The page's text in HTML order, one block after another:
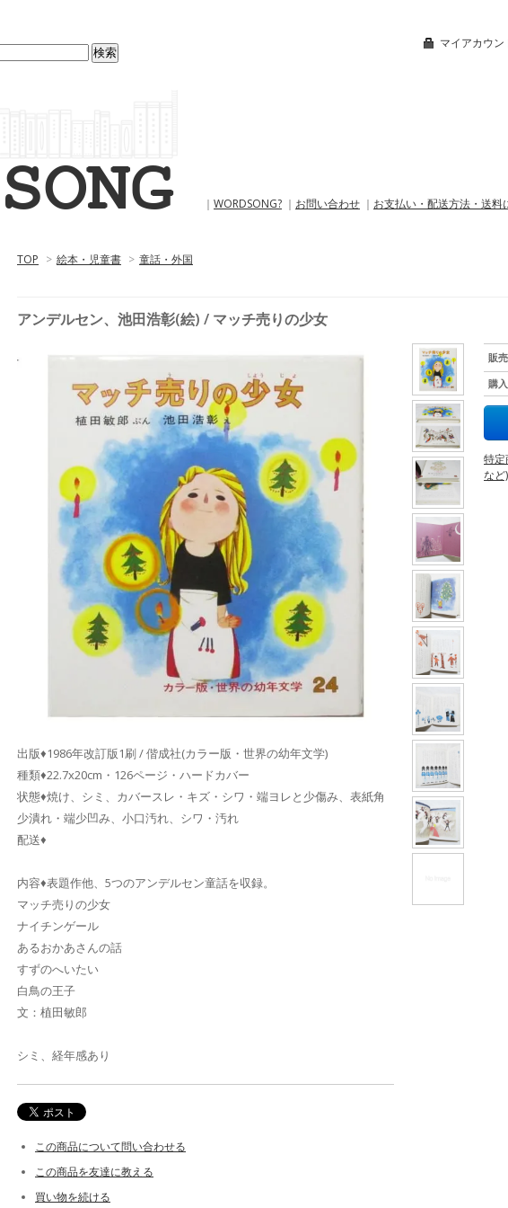
マイアカウン
｜ WORDSONG? ｜ お問い合わせ ｜ お支払い・配送方法・送料
TOP > 絵本・児童書 > 童話・外国
アンデルセン、池田浩彰(絵) / マッチ売りの少女
販
購
特定
など)
出版♦1986年改訂版1刷 / 偕成社(カラー版・世界の幼年文学)
種類♦22.7x20cm・126ページ・ハードカバー
状態♦焼け、シミ、カバースレ・キズ・シワ・端ヨレと少傷み、表紙角
少潰れ・端少凹み、小口汚れ、シワ・汚れ
配送♦
内容♦表題作他、5つのアンデルセン童話を収録。
マッチ売りの少女
ナイチンゲール
あるおかあさんの話
すずのへいたい
白鳥の王子
文：植田敏郎
シミ、経年感あり
この商品について問い合わせる
この商品を友達に教える
買い物を続ける